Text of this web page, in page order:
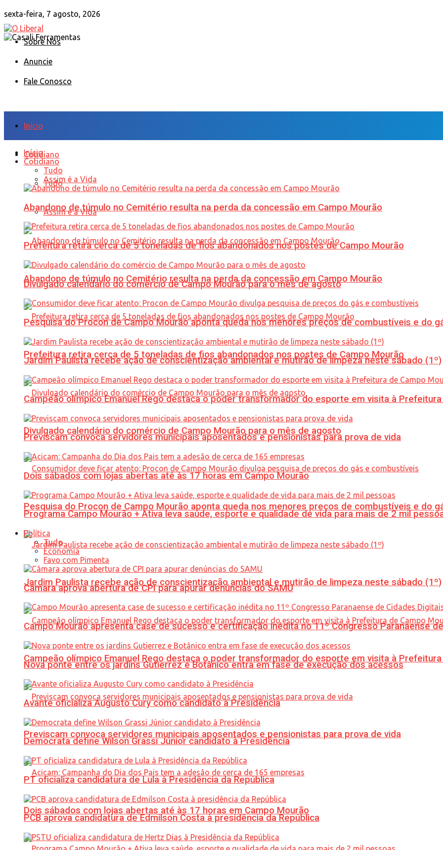
sexta-feira, 7 agosto, 2026
Sobre Nós
Anuncie
Fale Conosco
Início
Cotidiano
Tudo
Assim é a Vida
Abandono de túmulo no Cemitério resulta na perda da concessão em Campo Mourão
Prefeitura retira cerca de 5 toneladas de fios abandonados nos postes de Campo Mourão
Divulgado calendário do comércio de Campo Mourão para o mês de agosto
Pesquisa do Procon de Campo Mourão aponta queda nos menores preços de combustíveis e do
Jardim Paulista recebe ação de conscientização ambiental e mutirão de limpeza neste sábado (1º)
Campeão olímpico Emanuel Rego destaca o poder transformador do esporte em visita à
Previscam convoca servidores municipais aposentados e pensionistas para prova de vida
Dois sábados com lojas abertas até às 17 horas em Campo Mourão
Início
Cotidiano
Tudo
Assim é a Vida
Abandono de túmulo no Cemitério resulta na perda da concessão em Campo Mourão
Prefeitura retira cerca de 5 toneladas de fios abandonados nos postes de Campo Mourão
Divulgado calendário do comércio de Campo Mourão para o mês de agosto
Pesquisa do Procon de Campo Mourão aponta queda nos menores preços de combustíveis e do
Jardim Paulista recebe ação de conscientização ambiental e mutirão de limpeza neste sábado (1º)
Campeão olímpico Emanuel Rego destaca o poder transformador do esporte em visita à
Previscam convoca servidores municipais aposentados e pensionistas para prova de vida
Dois sábados com lojas abertas até às 17 horas em Campo Mourão
Programa Campo Mourão + Ativa leva saúde, esporte e qualidade de vida para mais de 2 mil
Política
Tudo
Economia
Favo com Pimenta
Câmara aprova abertura de CPI para apurar denúncias do SAMU
Campo Mourão apresenta case de sucesso e certificação inédita no 11º Congresso Paranaense
Nova ponte entre os jardins Gutierrez e Botânico entra em fase de execução dos acessos
Avante oficializa Augusto Cury como candidato à Presidência
Democrata define Wilson Grassi Júnior candidato à Presidência
PT oficializa candidatura de Lula à Presidência da República
PCB aprova candidatura de Edmilson Costa à presidência da República